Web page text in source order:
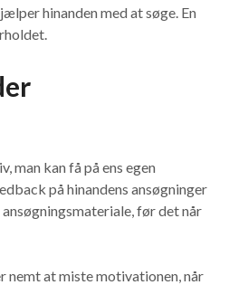
hinanden med at søge. En
man kan få på ens egen
på hinandens ansøgninger
før det når
nemt at miste motivationen, når